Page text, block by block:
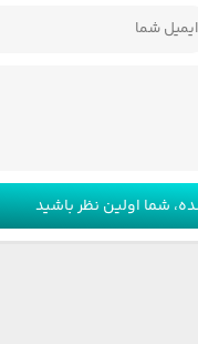
شما اولین نظر باشید